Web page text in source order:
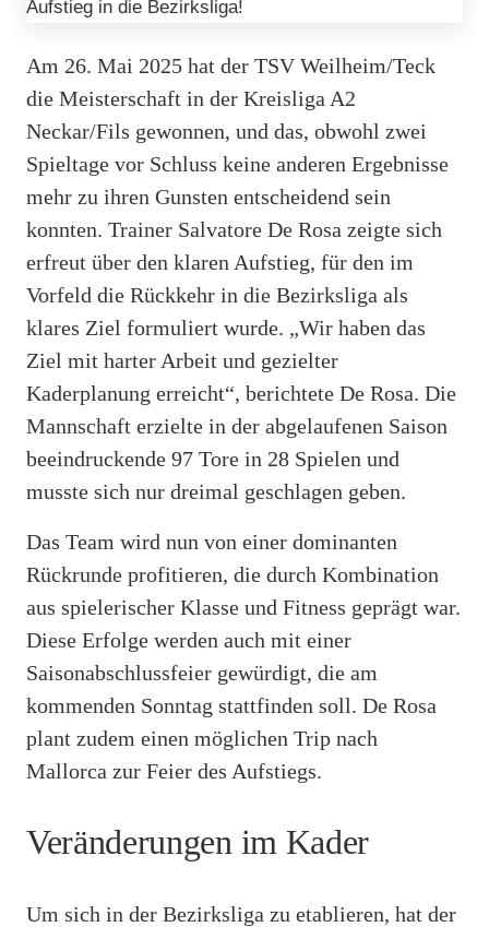
Am 26. Mai 2025 hat der TSV Weilheim/Teck
die Meisterschaft in der Kreisliga A2
Neckar/Fils gewonnen, und das, obwohl zwei
Spieltage vor Schluss keine anderen Ergebnisse
mehr zu ihren Gunsten entscheidend sein
konnten. Trainer Salvatore De Rosa zeigte sich
erfreut über den klaren Aufstieg, für den im
Vorfeld die Rückkehr in die Bezirksliga als
klares Ziel formuliert wurde. „Wir haben das
Ziel mit harter Arbeit und gezielter
Kaderplanung erreicht“, berichtete De Rosa. Die
Mannschaft erzielte in der abgelaufenen Saison
beeindruckende 97 Tore in 28 Spielen und
musste sich nur dreimal geschlagen geben.
Das Team wird nun von einer dominanten
Rückrunde profitieren, die durch Kombination
aus spielerischer Klasse und Fitness geprägt war.
Diese Erfolge werden auch mit einer
Saisonabschlussfeier gewürdigt, die am
kommenden Sonntag stattfinden soll. De Rosa
plant zudem einen möglichen Trip nach
Mallorca zur Feier des Aufstiegs.
Veränderungen im Kader
Um sich in der Bezirksliga zu etablieren, hat der